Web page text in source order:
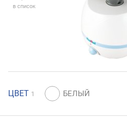
в список
ЦВЕТ 1